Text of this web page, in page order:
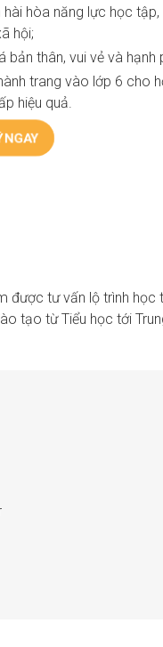
hài hòa năng lực học
hội;
bản thân, vui vẻ và hạnh
trang vào lớp 6 cho
hiệu quả.
NGAY
được tư vấn lộ trình học
tạo từ Tiểu học tới